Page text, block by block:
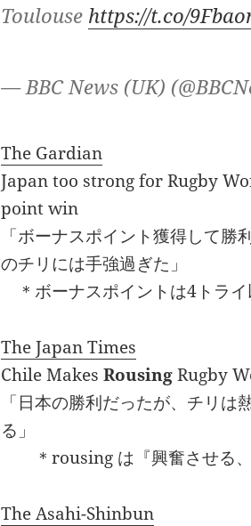
Toulouse https://t.co/
— BBC News (UK)
The Gardian
Japan too strong for Rugby
point win
「ボーナスポイント獲得して
のチリには手強過ぎた」
＊ボーナスポイントは4トライ
The Japan Times
Chile MakesRousingRugby
「日本の勝利だったが、チリ
る」
＊rousing は『興奮させる、
The Asahi-Shinbun